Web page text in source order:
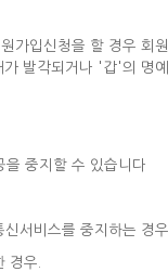
가입신청을 할 경우 회
발각되거나 '갑'의 명
중지할 수 있습니다
서비스를 중지하는 경우
경우.